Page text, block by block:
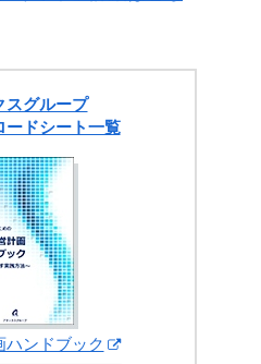
スグループ
ードシート一覧
ハンドブック